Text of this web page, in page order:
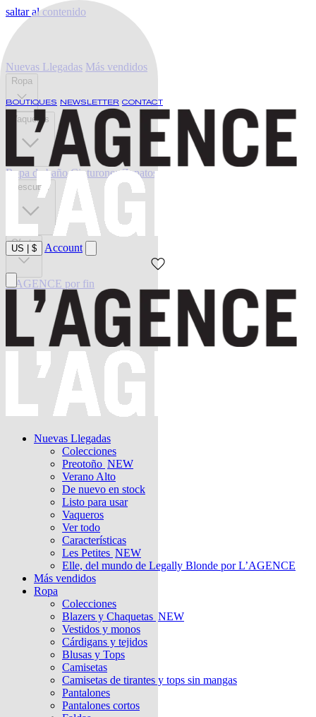
saltar al contenido
BOUTIQUES NEWSLETTER CONTACT
US $ Account
Nuevas Llegadas
Colecciones
Preotoño NEW
Verano Alto
De nuevo en stock
Listo para usar
Vaqueros
Ver todo
Características
Les Petites NEW
Elle, del mundo de Legally Blonde por L’AGENCE
Más vendidos
Ropa
Colecciones
Blazers y Chaquetas NEW
Vestidos y monos
Cárdigans y tejidos
Blusas y Tops
Camisetas
Camisetas de tirantes y tops sin mangas
Pantalones
Pantalones cortos
Nuevas Llegadas Más vendidos
Ropa
Vaqueros
Ropa de baño Cinturones Zapatos
Descubrir
Oferta
L'AGENCE por fin